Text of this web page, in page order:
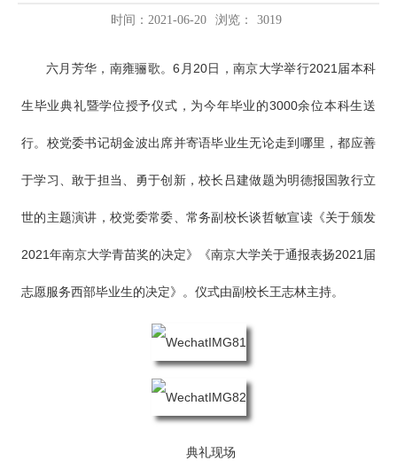
时间：2021-06-20 浏览： 3019
六月芳华，南雍骊歌。6月20日，南京大学举行2021届本科
生毕业典礼暨学位授予仪式，为今年毕业的3000余位本科生送
行。校党委书记胡金波出席并寄语毕业生无论走到哪里，都应善
于学习、敢于担当、勇于创新，校长吕建做题为明德报国敦行立
世的主题演讲，校党委常委、常务副校长谈哲敏宣读《关于颁发
2021年南京大学青苗奖的决定》《南京大学关于通报表扬2021届
志愿服务西部毕业生的决定》。仪式由副校长王志林主持。
典礼现场